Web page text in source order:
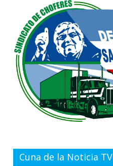
Cuna de la Noticia TV